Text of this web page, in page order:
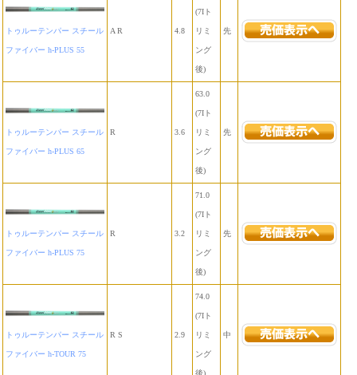
トゥルーテンパー スチール
ファイバー h-PLUS 55
A R 4.8
(7Iト
リミ
ング
後)
先
トゥルーテンパー スチール
ファイバー h-PLUS 65
R 3.6
63.0
(7Iト
リミ
ング
後)
先
トゥルーテンパー スチール
ファイバー h-PLUS 75
R 3.2
71.0
(7Iト
リミ
ング
後)
先
トゥルーテンパー スチール
ファイバー h-TOUR 75
R S 2.9
74.0
(7Iト
リミ
ング
後)
中